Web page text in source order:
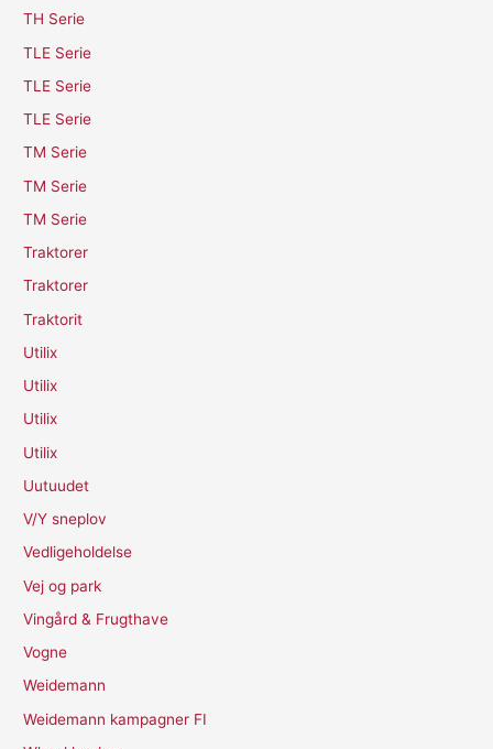
TH Serie
TLE Serie
TLE Serie
TLE Serie
TM Serie
TM Serie
TM Serie
Traktorer
Traktorer
Traktorit
Utilix
Utilix
Utilix
Utilix
Uutuudet
V/Y sneplov
Vedligeholdelse
Vej og park
Vingård & Frugthave
Vogne
Weidemann
Weidemann kampagner FI